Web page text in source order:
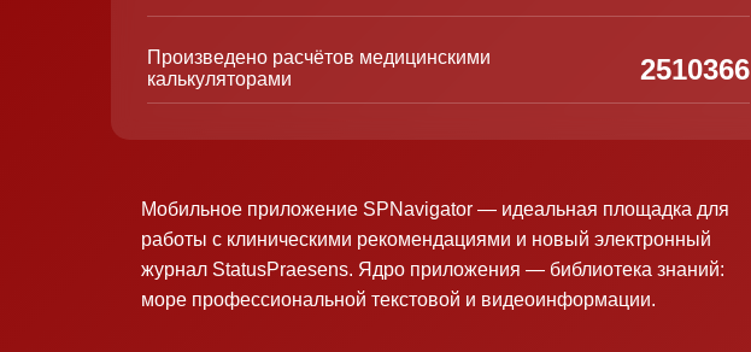
Произведено расчётов медицинскими
калькуляторами
2510366
Мобильное приложение SPNavigator — идеальная площадка для
работы с клиническими рекомендациями и новый электронный
журнал StatusPraesens. Ядро приложения — библиотека знаний:
море профессиональной текстовой и видеоинформации.